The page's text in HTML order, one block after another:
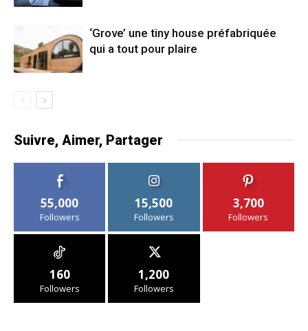
‘Grove’ une tiny house préfabriquée
qui a tout pour plaire
Suivre, Aimer, Partager
55,000
Followers
15,500
Followers
3,700
Followers
160
Followers
1,200
Followers